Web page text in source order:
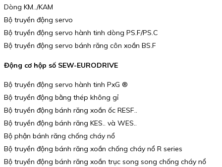
Dòng KM../KAM
Bộ truyền động servo
Bộ truyền động servo hành tinh dòng PS.F/PS.C
Bộ truyền động servo bánh răng côn xoắn BS.F
Động cơ hộp số SEW-EURODRIVE
Bộ truyền động servo hành tinh PxG ®
Bộ truyền động bằng thép không gỉ
Bộ truyền động bánh răng xoắn ốc RESF..
Bộ truyền động bánh răng KES.. và WES..
Bộ phận bánh răng chống cháy nổ
Bộ truyền động bánh răng xoắn chống cháy nổ R series
Bộ truyền động bánh răng xoắn trục song song chống cháy nổ